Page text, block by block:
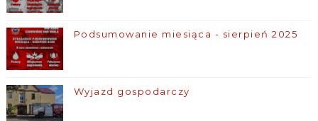
Podsumowanie miesiąca - sierpień 2025
Wyjazd gospodarczy